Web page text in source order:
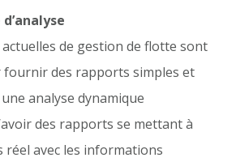
de gestion de flotte sont
fournir des rapports simples et
analyse dynamique
des rapports se mettant à
réel avec les informations